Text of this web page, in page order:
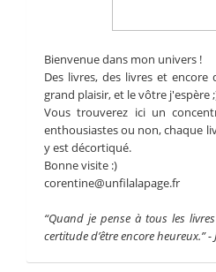
Bienvenue dans mon univers !
Des livres, des livres et
grand plaisir, et le vôtre j'espère
Vous trouverez ici un
enthousiastes ou non, chaque
y est décortiqué.
Bonne visite :)
corentine@unfilalapage.fr
“Quand je pense à tous les
certitude d’être encore heureux.” -